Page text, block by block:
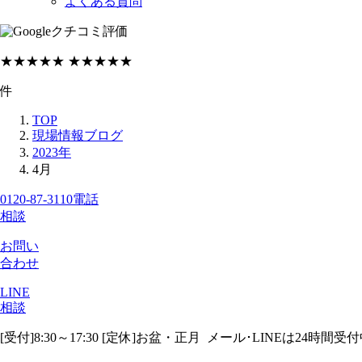
クチコミ評価
★★★★★ ★★★★★
件
TOP
現場情報ブログ
2023年
4月
0120-87-3110電話
相談
お問い
合わせ
LINE
相談
[受付]8:30～17:30 [定休]お盆・正月 メール･LINEは24時間受